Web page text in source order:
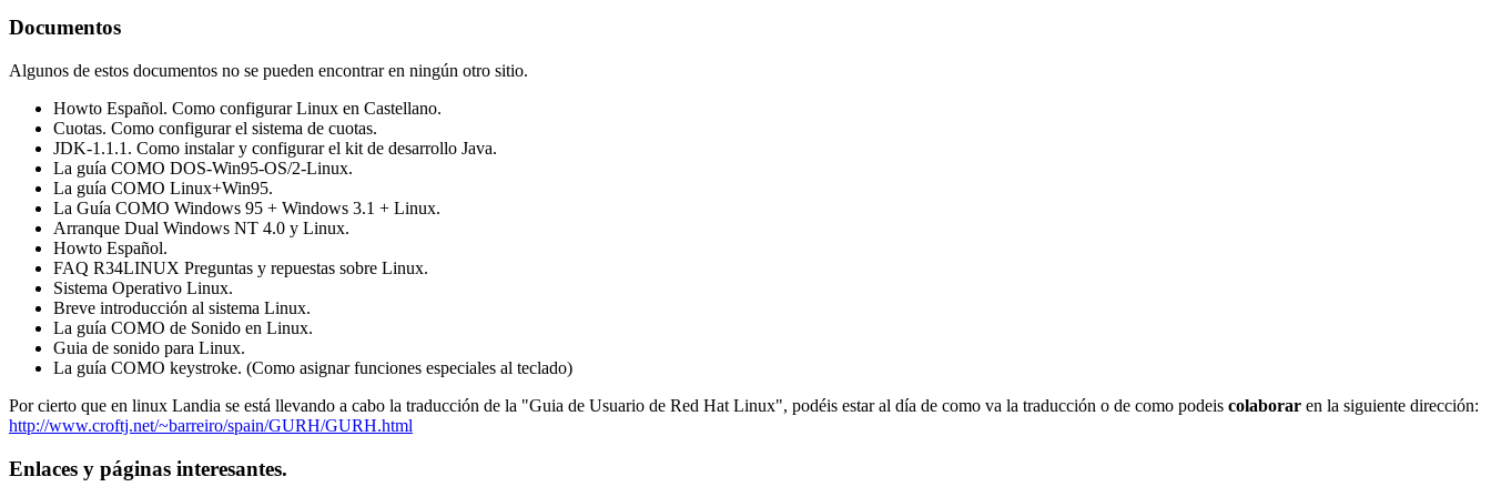
Documentos
Algunos de estos documentos no se pueden encontrar en ningún otro sitio.
Howto Español. Como configurar Linux en Castellano.
Cuotas. Como configurar el sistema de cuotas.
JDK-1.1.1. Como instalar y configurar el kit de desarrollo Java.
La guía COMO DOS-Win95-OS/2-Linux.
La guía COMO Linux+Win95.
La Guía COMO Windows 95 + Windows 3.1 + Linux.
Arranque Dual Windows NT 4.0 y Linux.
Howto Español.
FAQ R34LINUX Preguntas y repuestas sobre Linux.
Sistema Operativo Linux.
Breve introducción al sistema Linux.
La guía COMO de Sonido en Linux.
Guia de sonido para Linux.
La guía COMO keystroke. (Como asignar funciones especiales al teclado)
Por cierto que en linux Landia se está llevando a cabo la traducción de la "Guia de Usuario de Red Hat Linux", podéis estar al día de como va la traducción o de como podeis colaborar en la siguiente dirección:
http://www.croftj.net/~barreiro/spain/GURH/GURH.html
Enlaces y páginas interesantes.